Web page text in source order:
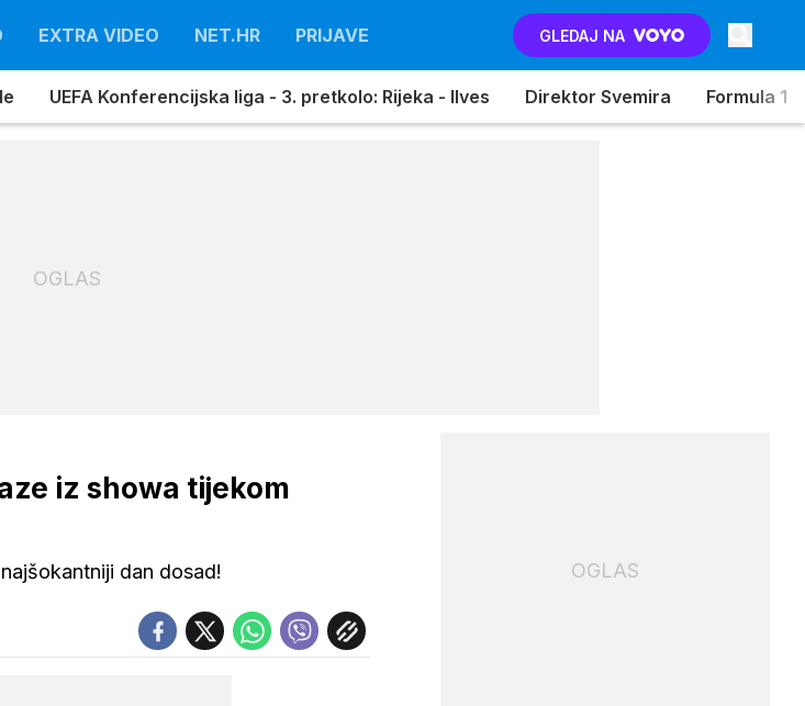
EXTRA VIDEO NET.HR PRIJAVE GLEDAJ NA
UEFA Konferencijska liga - 3. pretkolo: Rijeka - Ilves Direktor Svemira Formula 1
OGLAS
iz showa tijekom
dan dosad! OGLAS